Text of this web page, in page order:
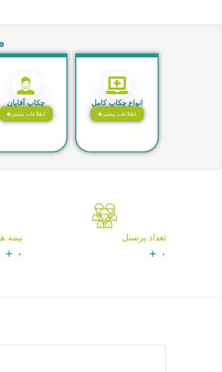
انواع چکاپ کامل
اطلاعات بیشتر
چکاپ آقایان
اطلاعات بیشتر
تعداد پرسنل
۰ +
بیمه
۰ +